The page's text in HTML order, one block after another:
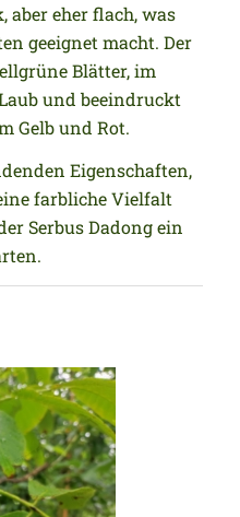
aber eher flach, was
geeignet macht. Der
Blätter, im
und beeindruckt
Gelb und Rot.
Eigenschaften,
farbliche Vielfalt
Serbus Dadong ein